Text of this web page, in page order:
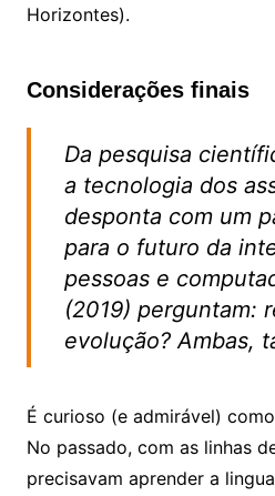
Horizontes).
Considerações finais
Da pesquisa
a tecnologia dos
desponta com um
para o futuro da
pessoas e
(2019) perguntam:
evolução? Ambas,
É curioso (e admirável)
No passado, com as linhas
precisavam aprender a